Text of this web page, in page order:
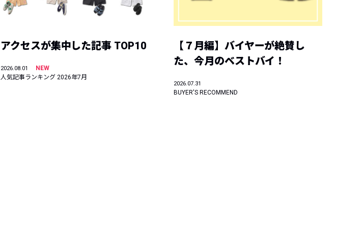
アクセスが集中した記事 TOP10
2026.08.01
NEW
人気記事ランキング 2026年7月
【７月編】バイヤーが絶賛し
た、今月のベストバイ！
2026.07.31
BUYER'S RECOMMEND